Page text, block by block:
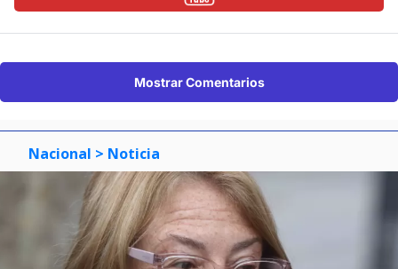
Mostrar Comentarios
Nacional > Noticia